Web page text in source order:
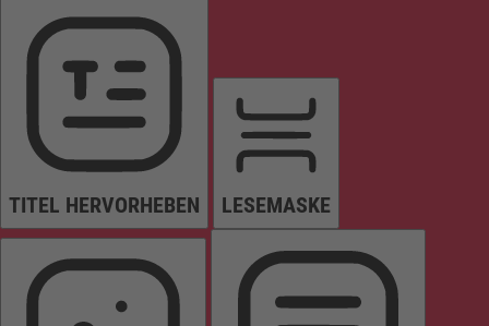
TITEL HERVORHEBEN LESEMASKE